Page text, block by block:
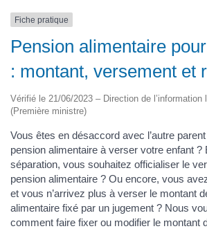
Fiche pratique
Pension alimentaire
: montant, versement et
Vérifié le 21/06/2023 – Direction de
(Première ministre)
Vous êtes en désaccord avec l’autre
pension alimentaire à verser votre enfant ?
séparation, vous souhaitez officialiser le
pension alimentaire ? Ou encore, vous
et vous n’arrivez plus à verser le montant
alimentaire fixé par un jugement ? Nous
comment faire fixer ou modifier le montant